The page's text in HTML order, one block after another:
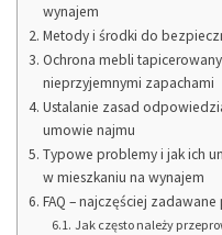
wynajem
Metody i środki do
Ochrona mebli
nieprzyjemnymi zapachami
Ustalanie zasad
umowie najmu
Typowe problemy i jak ich
w mieszkaniu na wynajem
FAQ – najczęściej zadawane
Jak często należy